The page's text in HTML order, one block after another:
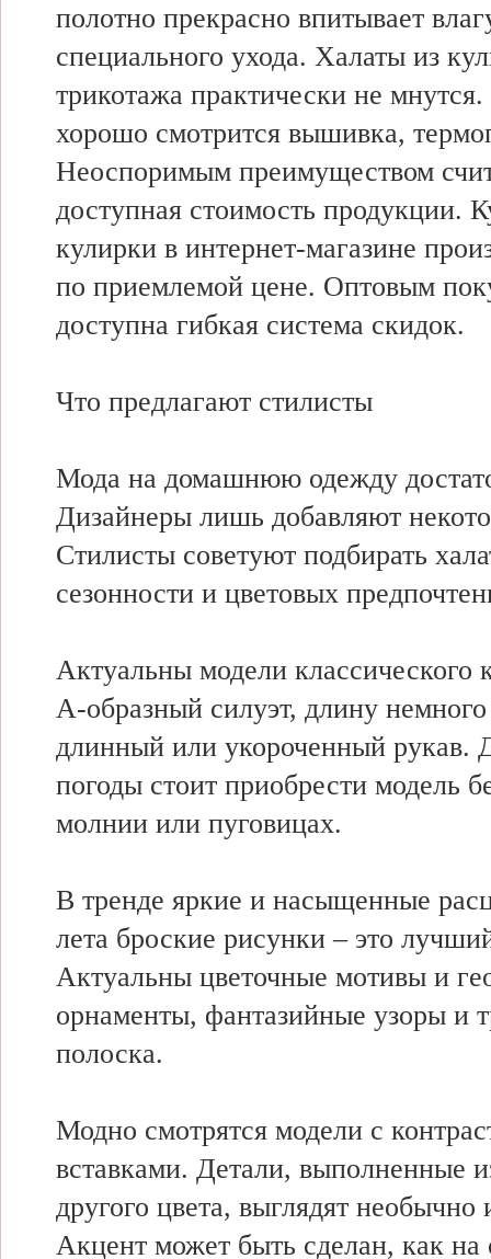
полотно прекрасно впитывает
специального ухода. Халаты из
трикотажа практически не
хорошо смотрится вышивка,
Неоспоримым преимуществом
доступная стоимость продукции.
кулирки в интернет-магазине
по приемлемой цене. Оптовым
доступна гибкая система скидок.
Что предлагают стилисты
Мода на домашнюю одежду
Дизайнеры лишь добавляют
Стилисты советуют подбирать
сезонности и цветовых
Актуальны модели
А-образный силуэт, длину
длинный или укороченный рукав.
погоды стоит приобрести модель
молнии или пуговицах.
В тренде яркие и насыщенные
лета броские рисунки – это
Актуальны цветочные мотивы и
орнаменты, фантазийные узоры и
полоска.
Модно смотрятся модели с
вставками. Детали, выполненные
другого цвета, выглядят
Акцент может быть сделан, как на